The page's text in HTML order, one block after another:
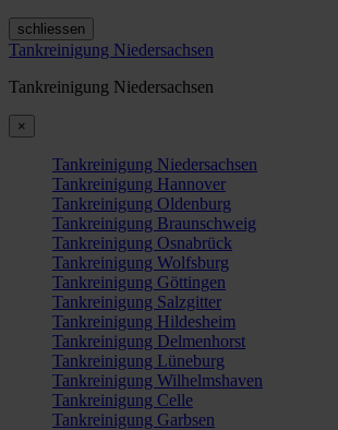
schliessen
Tankreinigung Niedersachsen
Tankreinigung Niedersachsen
×
Tankreinigung Niedersachsen
Tankreinigung Hannover
Tankreinigung Oldenburg
Tankreinigung Braunschweig
Tankreinigung Osnabrück
Tankreinigung Wolfsburg
Tankreinigung Göttingen
Tankreinigung Salzgitter
Tankreinigung Hildesheim
Tankreinigung Delmenhorst
Tankreinigung Lüneburg
Tankreinigung Wilhelmshaven
Tankreinigung Celle
Tankreinigung Garbsen